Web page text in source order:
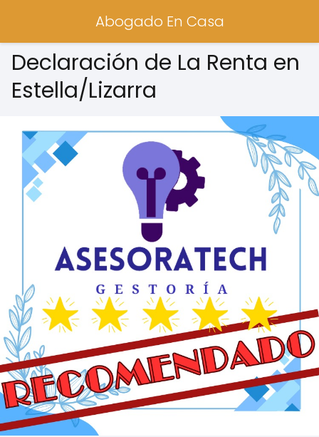
Abogado En Casa
Declaración de La Renta en
Estella/Lizarra